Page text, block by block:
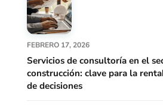
FEBRERO 17, 2026
Servicios de consultoría en el
construcción: clave para la
de decisiones